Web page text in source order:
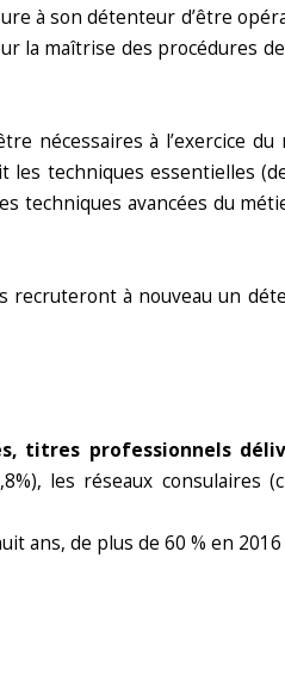
à son détenteur d’être
la maîtrise des procédures
nécessaires à l’exercice
techniques essentielles
techniques avancées du
recruteront à nouveau un
titres professionnels
les réseaux consulaires
ans, de plus de 60 % en 2016